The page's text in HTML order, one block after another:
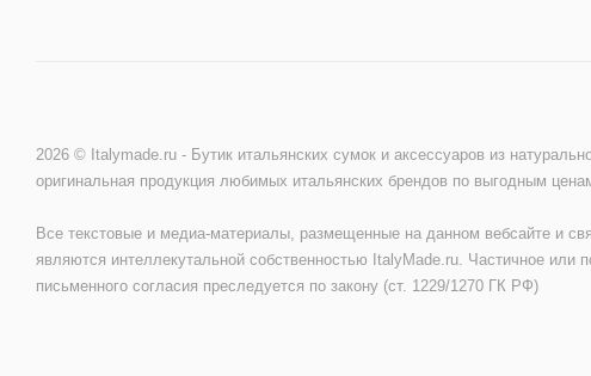
2026 © Italymade.ru - Бутик итальянских сумок и аксессуаров из
оригинальная продукция любимых итальянских брендов по выгодным
Все текстовые и медиа-материалы, размещенные на данном вебсайте и
являются интеллекутальной собственностью ItalyMade.ru. Частичное или
письменного согласия преследуется по закону (ст. 1229/1270 ГК РФ)